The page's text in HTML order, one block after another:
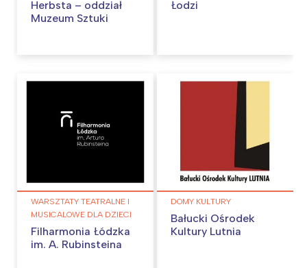
Herbsta – oddział
Muzeum Sztuki
Łodzi
WARSZTATY TEATRALNE I
MUSICALOWE DLA DZIECI
Filharmonia Łódzka
im. A. Rubinsteina
DOMY KULTURY
Bałucki Ośrodek
Kultury Lutnia